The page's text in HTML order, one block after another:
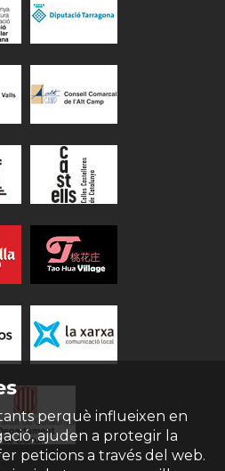
perquè influeixen en
ajuden a protegir la
peticions a través del web.